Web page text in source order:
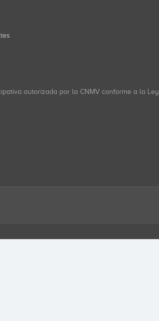
autorizada por la CNMV conforme a la Ley